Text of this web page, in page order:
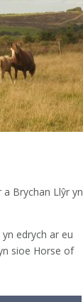
Brychan Llŷr yn
edrych ar eu
sioe Horse of